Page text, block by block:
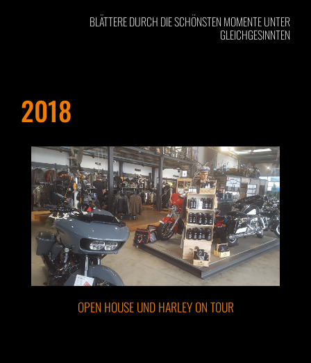
BLÄTTERE DURCH DIE SCHÖNSTEN MOMENTE UNTER
GLEICHGESINNTEN
2018
OPEN HOUSE UND HARLEY ON TOUR